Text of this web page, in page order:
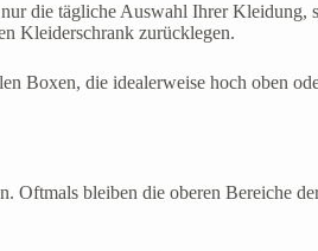
die tägliche Auswahl Ihrer Kleidung,
Kleiderschrank zurücklegen.
Boxen, die idealerweise hoch oben
Oftmals bleiben die oberen Bereiche